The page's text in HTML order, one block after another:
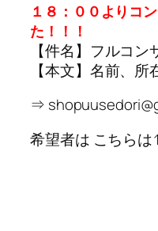
１８：００よりコ
た！！！
【件名】フルコン
【本文】名前、
⇒
希望者は こちら